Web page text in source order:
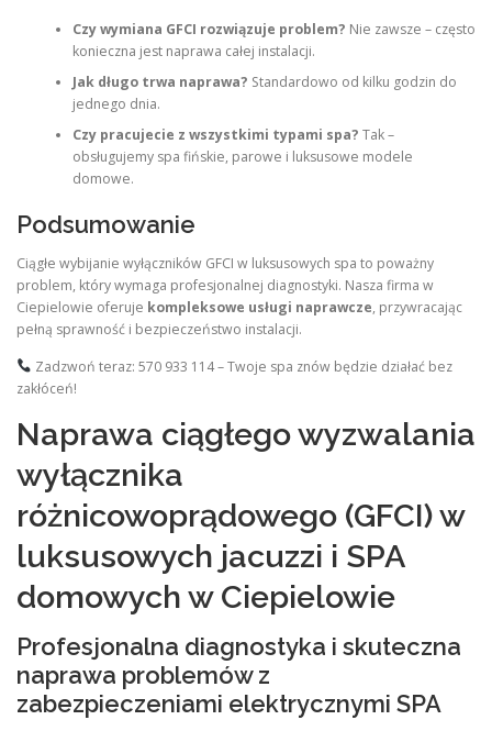
Czy wymiana GFCI rozwiązuje problem? Nie zawsze – często
konieczna jest naprawa całej instalacji.
Jak długo trwa naprawa? Standardowo od kilku godzin do
jednego dnia.
Czy pracujecie z wszystkimi typami spa? Tak –
obsługujemy spa fińskie, parowe i luksusowe modele
domowe.
Podsumowanie
Ciągłe wybijanie wyłączników GFCI w luksusowych spa to poważny
problem, który wymaga profesjonalnej diagnostyki. Nasza firma w
Ciepielowie oferuje kompleksowe usługi naprawcze, przywracając
pełną sprawność i bezpieczeństwo instalacji.
Zadzwoń teraz: 570 933 114 – Twoje spa znów będzie działać bez
zakłóceń!
Naprawa ciągłego wyzwalania
wyłącznika
różnicowoprądowego (GFCI) w
luksusowych jacuzzi i SPA
domowych w Ciepielowie
Profesjonalna diagnostyka i skuteczna
naprawa problemów z
zabezpieczeniami elektrycznymi SPA